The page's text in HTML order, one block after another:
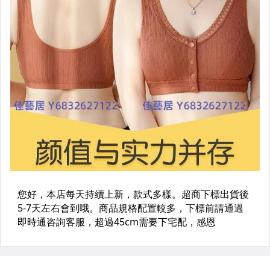
可調節細肩帶
蠶絲闊腿褲
螺絲刀套裝
內襯褲裙
沙金首飾
沙發補色膏
餃子包胸包